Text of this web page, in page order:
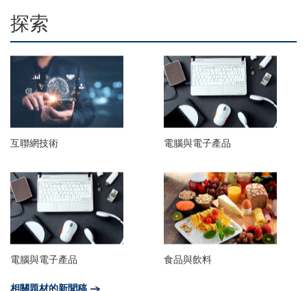
探索
互聯網技術 電腦與電子產品
電腦與電子產品
食品與飲料